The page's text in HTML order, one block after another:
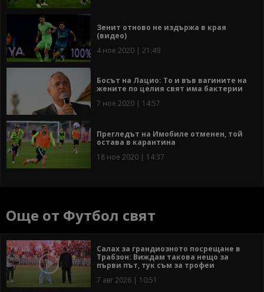
Зенит отново не издържа в края
(видео)
4 ное 2020 | 21:49
Босът на Лацио: То и във вагините на
жените по целия свят има бактерии
7 ное 2020 | 14:57
Прегледът на Имобиле отменен, той
остава в карантина
18 ное 2020 | 14:37
Още от Футбол свят
Салах за грандиозното посрещане в
Трабзон: Виждам такова нещо за
първи път, тук съм за трофеи
7 авг 2026 | 10:51